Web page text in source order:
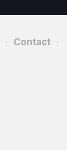
· Contact ·